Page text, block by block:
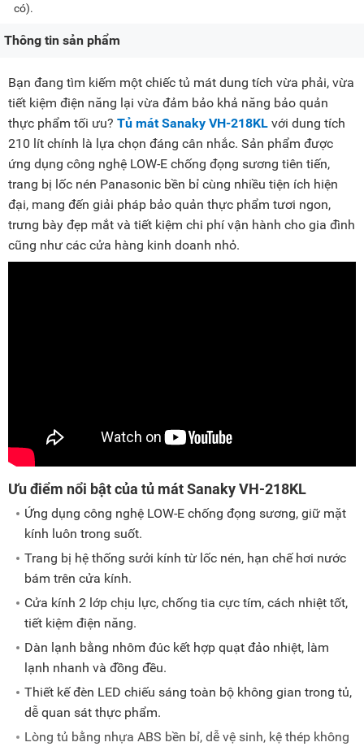
có).
Thông tin sản phẩm
Bạn đang tìm kiếm một chiếc tủ mát dung tích vừa phải, vừa
tiết kiệm điện năng lại vừa đảm bảo khả năng bảo quản
thực phẩm tối ưu? Tủ mát Sanaky VH-218KL với dung tích
210 lít chính là lựa chọn đáng cân nhắc. Sản phẩm được
ứng dụng công nghệ LOW-E chống đọng sương tiên tiến,
trang bị lốc nén Panasonic bền bỉ cùng nhiều tiện ích hiện
đại, mang đến giải pháp bảo quản thực phẩm tươi ngon,
trưng bày đẹp mắt và tiết kiệm chi phí vận hành cho gia đình
cũng như các cửa hàng kinh doanh nhỏ.
Ưu điểm nổi bật của tủ mát Sanaky VH-218KL
Ứng dụng công nghệ LOW-E chống đọng sương, giữ mặt
kính luôn trong suốt.
Trang bị hệ thống sưởi kính từ lốc nén, hạn chế hơi nước
bám trên cửa kính.
Cửa kính 2 lớp chịu lực, chống tia cực tím, cách nhiệt tốt,
tiết kiệm điện năng.
Dàn lạnh bằng nhôm đúc kết hợp quạt đảo nhiệt, làm
lạnh nhanh và đồng đều.
Thiết kế đèn LED chiếu sáng toàn bộ không gian trong tủ,
dễ quan sát thực phẩm.
Lòng tủ bằng nhựa ABS bền bỉ, dễ vệ sinh, kệ thép không